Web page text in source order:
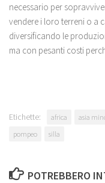
necessario per
vendere i loro terreni o a
diversificando le
ma con pesanti costi
Etichette: africa asia
pompeo
silla
POTREBBERO